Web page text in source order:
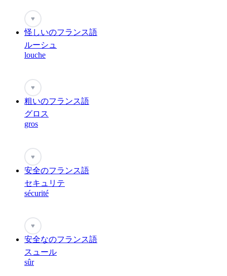
♥
怪しいのフランス語
ルーシュ
louche
♥
粗いのフランス語
グロス
gros
♥
安全のフランス語
セキュリテ
sécurité
♥
安全なのフランス語
スュール
sûr